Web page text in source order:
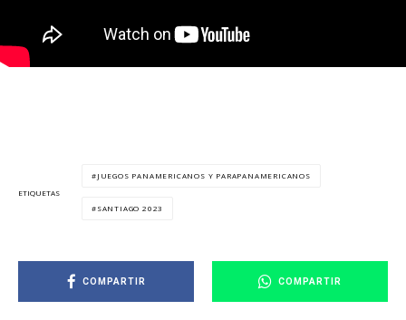
ETIQUETAS
JUEGOS PANAMERICANOS Y PARAPANAMERICANOS
SANTIAGO 2023
COMPARTIR COMPARTIR